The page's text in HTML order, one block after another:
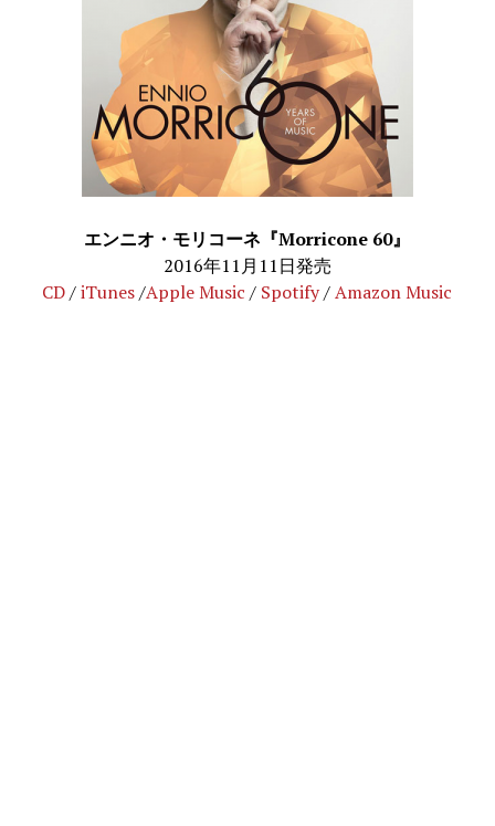
エンニオ・モリコーネ『Morricone 60』
2016年11月11日発売
CD/iTunes/Apple Music / Spotify/Amazon Music